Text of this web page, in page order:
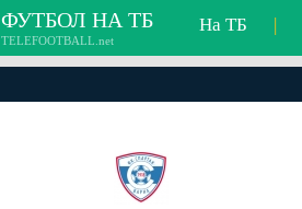
ФУТБОЛ НА ТБ
TELEFOOTBALL.net
На ТБ |